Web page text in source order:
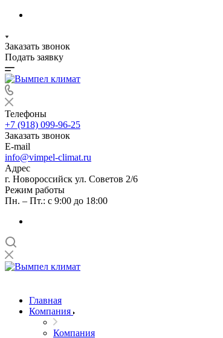
Заказать звонок
Подать заявку
Телефоны
+7 (918) 099-96-25
Заказать звонок
E-mail
info@vimpel-climat.ru
Адрес
г. Новороссийск ул. Советов 2/6
Режим работы
Пн. – Пт.: с 9:00 до 18:00
Главная
Компания
Компания